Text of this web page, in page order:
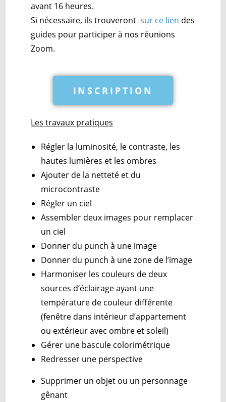
avant 16 heures.
Si nécessaire, ils trouverontsur ce lien des
guides pour participer à nos réunions
Zoom.
INSCRIPTION
Les travaux pratiques
Régler la luminosité, le contraste, les
hautes lumières et les ombres
Ajouter de la netteté et du
microcontraste
Régler un ciel
Assembler deux images pour remplacer
un ciel
Donner du punch à une image
Donner du punch à une zone de l’image
Harmoniser les couleurs de deux
sources d’éclairage ayant une
température de couleur différente
(fenêtre dans intérieur d’appartement
ou extérieur avec ombre et soleil)
Gérer une bascule colorimétrique
Redresser une perspective
Supprimer un objet ou un personnage
gênant